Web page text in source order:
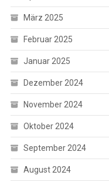
März 2025
Februar 2025
Januar 2025
Dezember 2024
November 2024
Oktober 2024
September 2024
August 2024